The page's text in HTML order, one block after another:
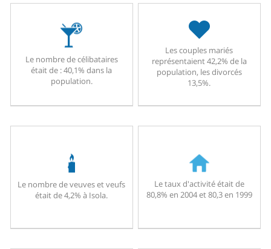
Le nombre de célibataires
était de : 40,1% dans la
population.
Les couples mariés
représentaient 42,2% de la
population, les divorcés
13,5%.
Le nombre de veuves et veufs
était de 4,2% à Isola.
Le taux d'activité était de
80,8% en 2004 et 80,3 en 1999